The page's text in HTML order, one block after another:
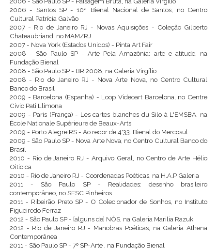
2006 - Santos SP - 10ª Bienal Nacional de Santos, no Centro
Cultural Patrícia Galvão
2007 - Rio de Janeiro RJ - Novas Aquisições - Coleção Gilberto
Chateaubriand, no MAM/RJ
2007 - Nova York (Estados Unidos) - Pinta Art Fair
2008 - São Paulo SP - Arte Pela Amazônia: arte e atitude, na
Fundação Bienal
2008 - São Paulo SP - BR 2008, na Galeria Virgílio
2008 - Rio de Janeiro RJ - Nova Arte Nova, no Centro Cultural
Banco do Brasil
2009 - Barcelona (Espanha) - Loop Videoart Barcelona, no Centre
Civic Pati Llimona
2009 - Paris (França) - Les cartes blanches du Silo à L'EMSBA, na
École Nationale Supérieure de Beaux-Arts
2009 - Porto Alegre RS - Ao redor de 4'33. Bienal do Mercosul
2009 - São Paulo SP - Nova Arte Nova, no Centro Cultural Banco do
Brasil
2010 - Rio de Janeiro RJ - Arquivo Geral, no Centro de Arte Hélio
Oiticica
2010 - Rio de Janeiro RJ - Coordenadas Poéticas, na H.A.P Galeria
2011 - São Paulo SP - Realidades: desenho brasileiro
contemporâneo, no SESC Pinheiros
2011 - Ribeirão Preto SP - O Colecionador de Sonhos, no Instituto
Figueiredo Ferraz
2012 - São Paulo SP - [alguns de] NÓS, na Galeria Marilia Razuk
2012 - Rio de Janeiro RJ - Manobras Poéticas, na Galeria Athena
Contemporânea
2011 - São Paulo SP - 7º SP-Arte , na Fundação Bienal